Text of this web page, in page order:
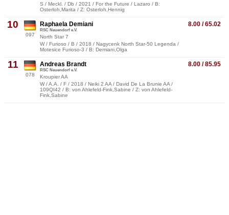
S / Meckl. / Db / 2021 / For the Future / Lazaro / B:
Osterloh,Marita / Z: Osterloh,Hennig
10
097
8.00 / 65.02
Raphaela Demiani
RSC Neuendorf e.V.
North Star 7
W / Furioso / B / 2018 / Nagycenk North Star-50 Legenda /
Motesice Furioso-3 / B: Demiani,Olga
11
078
8.00 / 85.95
Andreas Brandt
RSC Neuendorf e.V.
Kroupier AA
W / A.A. / F / 2018 / Neiki 2 AA / David De La Brunie AA /
109QI42 / B: von Ahlefeld-Fink,Sabine / Z: von Ahlefeld-
Fink,Sabine